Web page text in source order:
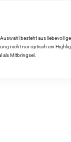
besteht aus liebevoll
nicht nur optisch ein
Mitbringsel.